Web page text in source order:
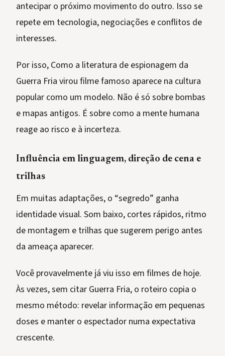
antecipar o próximo movimento do outro. Isso se
repete em tecnologia, negociações e conflitos de
interesses.
Por isso, Como a literatura de espionagem da
Guerra Fria virou filme famoso aparece na cultura
popular como um modelo. Não é só sobre bombas
e mapas antigos. É sobre como a mente humana
reage ao risco e à incerteza.
Influência em linguagem, direção de cena e
trilhas
Em muitas adaptações, o “segredo” ganha
identidade visual. Som baixo, cortes rápidos, ritmo
de montagem e trilhas que sugerem perigo antes
da ameaça aparecer.
Você provavelmente já viu isso em filmes de hoje.
Às vezes, sem citar Guerra Fria, o roteiro copia o
mesmo método: revelar informação em pequenas
doses e manter o espectador numa expectativa
crescente.